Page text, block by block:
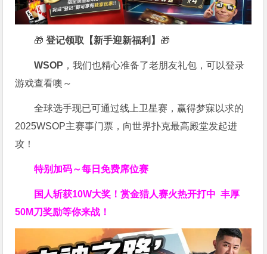
🎁 登记领取【新手迎新福利】 🎁
WSOP ，我们也精心准备了老朋友礼包，可以登录
游戏查看噢～
全球选手现已可通过线上卫星赛，赢得梦寐以求的
2025WSOP主赛事门票，向世界扑克最高殿堂发起进
攻！
特别加码～每日免费席位赛
国人斩获10W大奖！赏金猎人赛火热开打中 丰厚
50M刀奖励等你来战！